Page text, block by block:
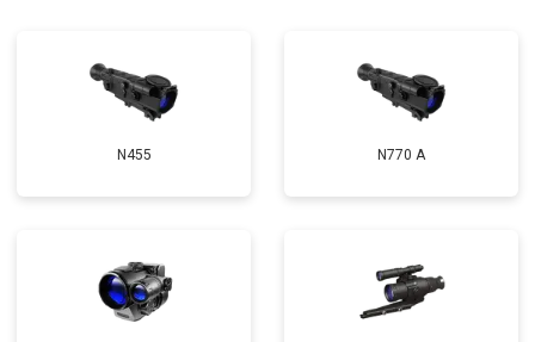
N455 N770 А